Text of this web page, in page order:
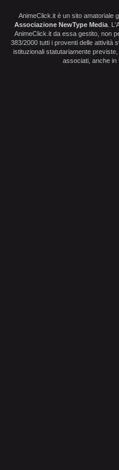
AnimeClick.it è un sito amatoriale
Associazione NewType Media .
AnimeClick.it da essa gestito, non
383/2000 tutti i proventi delle attività
istituzionali statutariamente
associati, anche in